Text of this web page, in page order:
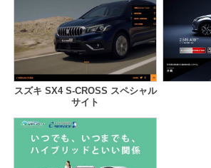
スズキ SX4 S-CROSS スペシャル
サイト